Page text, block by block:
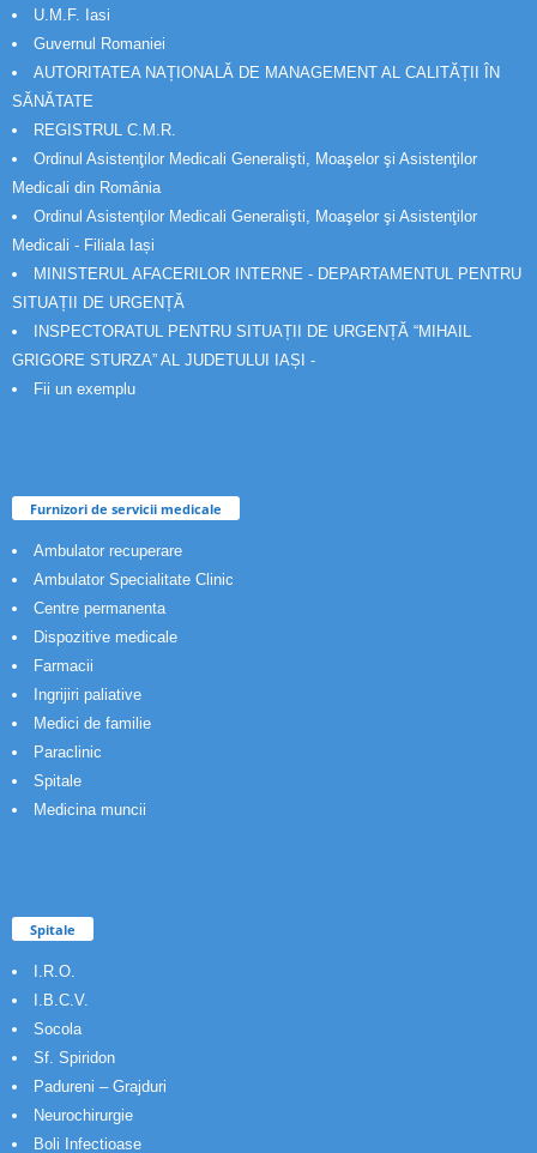
U.M.F. Iasi
Guvernul Romaniei
AUTORITATEA NAȚIONALĂ DE MANAGEMENT AL CALITĂȚII ÎN
SĂNĂTATE
REGISTRUL C.M.R.
Ordinul Asistenţilor Medicali Generalişti, Moaşelor şi Asistenţilor
Medicali din România
Ordinul Asistenţilor Medicali Generalişti, Moaşelor şi Asistenţilor
Medicali - Filiala Iași
MINISTERUL AFACERILOR INTERNE - DEPARTAMENTUL PENTRU
SITUAȚII DE URGENȚĂ
INSPECTORATUL PENTRU SITUAȚII DE URGENȚĂ “MIHAIL
GRIGORE STURZA” AL JUDETULUI IAȘI -
Fii un exemplu
Furnizori de servicii medicale
Ambulator recuperare
Ambulator Specialitate Clinic
Centre permanenta
Dispozitive medicale
Farmacii
Ingrijiri paliative
Medici de familie
Paraclinic
Spitale
Medicina muncii
Spitale
I.R.O.
I.B.C.V.
Socola
Sf. Spiridon
Padureni – Grajduri
Neurochirurgie
Boli Infectioase